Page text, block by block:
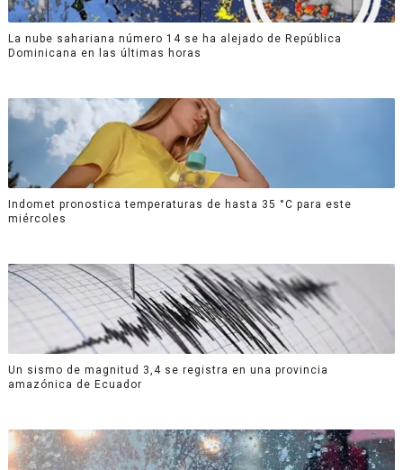
La nube sahariana número 14 se ha alejado de República
Dominicana en las últimas horas
Indomet pronostica temperaturas de hasta 35 °C para este
miércoles
Un sismo de magnitud 3,4 se registra en una provincia
amazónica de Ecuador